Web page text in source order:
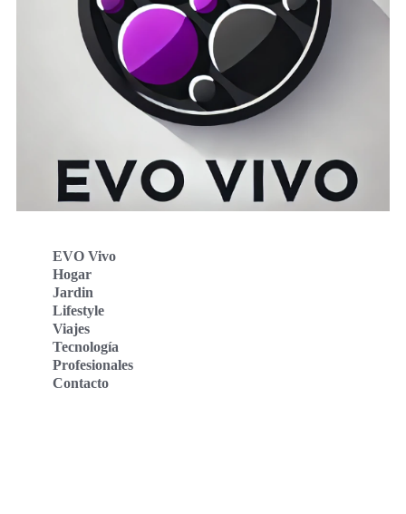
EVO Vivo
Hogar
Jardin
Lifestyle
Viajes
Tecnología
Profesionales
Contacto